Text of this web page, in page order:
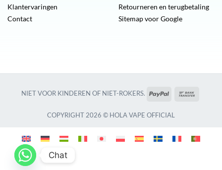
Klantervaringen
Contact
Retourneren en terugbetaling
Sitemap voor Google
NIET VOOR KINDEREN OF NIET-ROKERS. PayPal
COPYRIGHT 2026 © HOLA VAPE OFFICIAL
Chat